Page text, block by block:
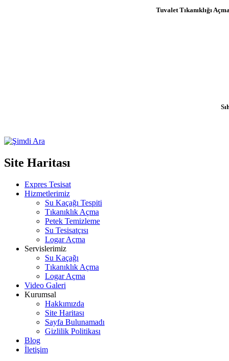
Tuvalet Tıkanıklığı
Site Haritası
Expres Tesisat
Hizmetlerimiz
Su Kaçağı Tespiti
Tıkanıklık Açma
Petek Temizleme
Su Tesisatçısı
Logar Açma
Servislerimiz
Su Kaçağı
Tıkanıklık Açma
Logar Açma
Video Galeri
Kurumsal
Hakkımızda
Site Haritası
Sayfa Bulunamadı
Gizlilik Politikası
Blog
İletişim